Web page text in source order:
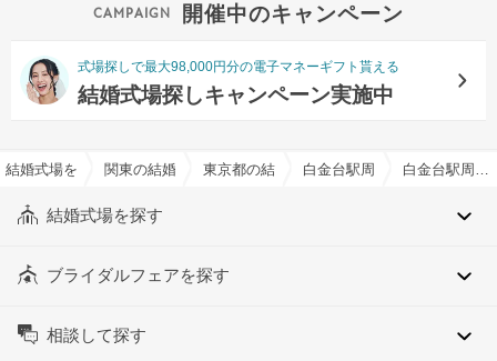
開催中のキャンペーン
式場探しで最大98,000円分の電子マネーギフト貰える
結婚式場探しキャンペーン実施中
結婚式場を探すならハナユメ
関東の結婚式場東京都の結婚式場白金台駅周辺の結婚式場
結婚式場を探す
ブライダルフェアを探す
相談して探す